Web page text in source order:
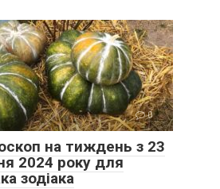
0
на тиждень з 23
2024 року для
зодіака